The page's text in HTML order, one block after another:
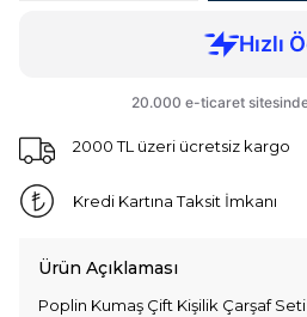
2000 TL üzeri ücretsiz kargo
Kredi Kartına Taksit İmkanı
Ürün Açıklaması
Poplin Kumaş Çift Kişilik Çarşaf Seti